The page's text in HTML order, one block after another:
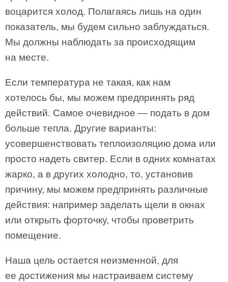
воцарится холод. Полагаясь лишь на один
показатель, мы будем сильно заблуждаться.
Мы должны наблюдать за происходящим
на месте.
Если температура не такая, как нам
хотелось бы, мы можем предпринять ряд
действий. Самое очевидное — подать в дом
больше тепла. Другие варианты:
усовершенствовать теплоизоляцию дома или
просто надеть свитер. Если в одних комнатах
жарко, а в других холодно, то, установив
причину, мы можем предпринять различные
действия: например заделать щели в окнах
или открыть форточку, чтобы проветрить
помещение.
Наша цель остается неизменной, для
ее достижения мы настраиваем систему